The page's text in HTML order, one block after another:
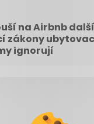
na Airbnb
zákony
ignorují